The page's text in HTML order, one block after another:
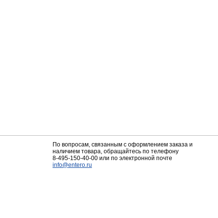
По вопросам, связанным с оформлением заказа и
наличием товара, обращайтесь по телефону
8-495-150-40-00 или по электронной почте
info@entero.ru